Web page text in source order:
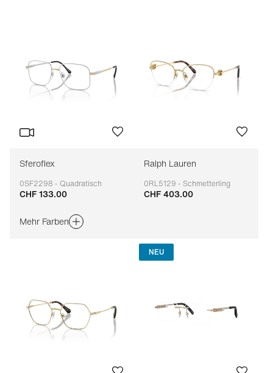
Sferoflex
0SF2298 - Quadratisch
Anpassbar
CHF 133.00
Mehr Farben
Ralph Lauren
0RL5129 - Schmetterling
Anpassbar
CHF 403.00
NEU